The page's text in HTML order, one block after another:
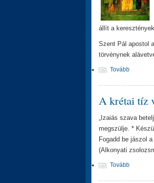
állít a
Szent Pál apostol
törvénynek
Tovább
A krétai tíz
„Izaiás szava
megszülje. *
Fogadd be jászol
(Alkonyati
Tovább